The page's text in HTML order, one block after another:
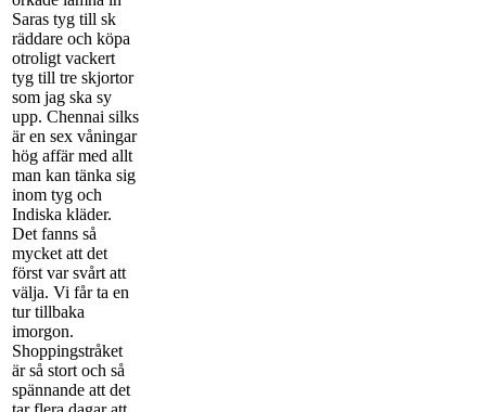
Saras tyg till sk
räddare och köpa
otroligt vackert
tyg till tre skjortor
som jag ska sy
upp. Chennai silks
är en sex våningar
hög affär med allt
man kan tänka sig
inom tyg och
Indiska kläder.
Det fanns så
mycket att det
först var svårt att
välja. Vi får ta en
tur tillbaka
imorgon.
Shoppingstråket
är så stort och så
spännande att det